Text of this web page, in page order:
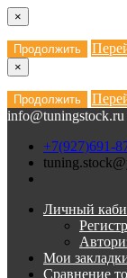
×
Продолжить
×
Продолжить
info@tuningstock.ru
+7(927)691-
Личный
Мои
Сравнение